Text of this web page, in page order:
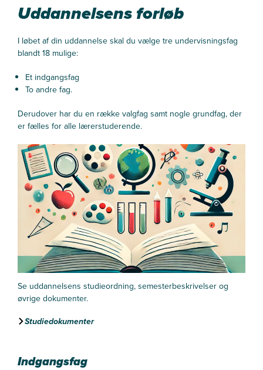
Uddannelsens forløb
I løbet af din uddannelse skal du vælge tre undervisningsfag
blandt 18 mulige:
Et indgangsfag
To andre fag.
Derudover har du en række valgfag samt nogle grundfag, der
er fælles for alle lærerstuderende.
Se uddannelsens studieordning, semesterbeskrivelser og
øvrige dokumenter.
Studiedokumenter
Indgangsfag